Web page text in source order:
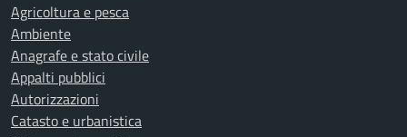
Agricoltura e pesca
Ambiente
Anagrafe e stato civile
Appalti pubblici
Autorizzazioni
Catasto e urbanistica